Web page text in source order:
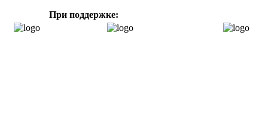
При поддержке: